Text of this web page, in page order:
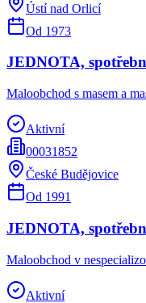
Ústí nad Orlicí
Od 1973
JEDNOTA,
Maloobchod s masem a
Aktivní
00031852
České Budějovice
Od 1991
JEDNOTA,
Maloobchod v
Aktivní